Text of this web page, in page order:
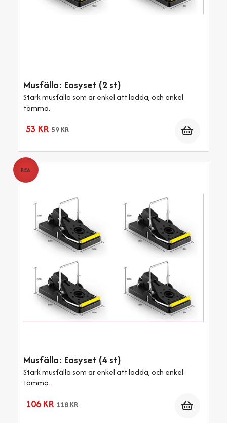
Musfälla: Easyset (2 st)
Stark musfälla som är enkel att ladda, och enkel
tömma.
53 KR 59 KR
REA
Musfälla: Easyset (4 st)
Stark musfälla som är enkel att ladda, och enkel
tömma.
106 KR 118 KR